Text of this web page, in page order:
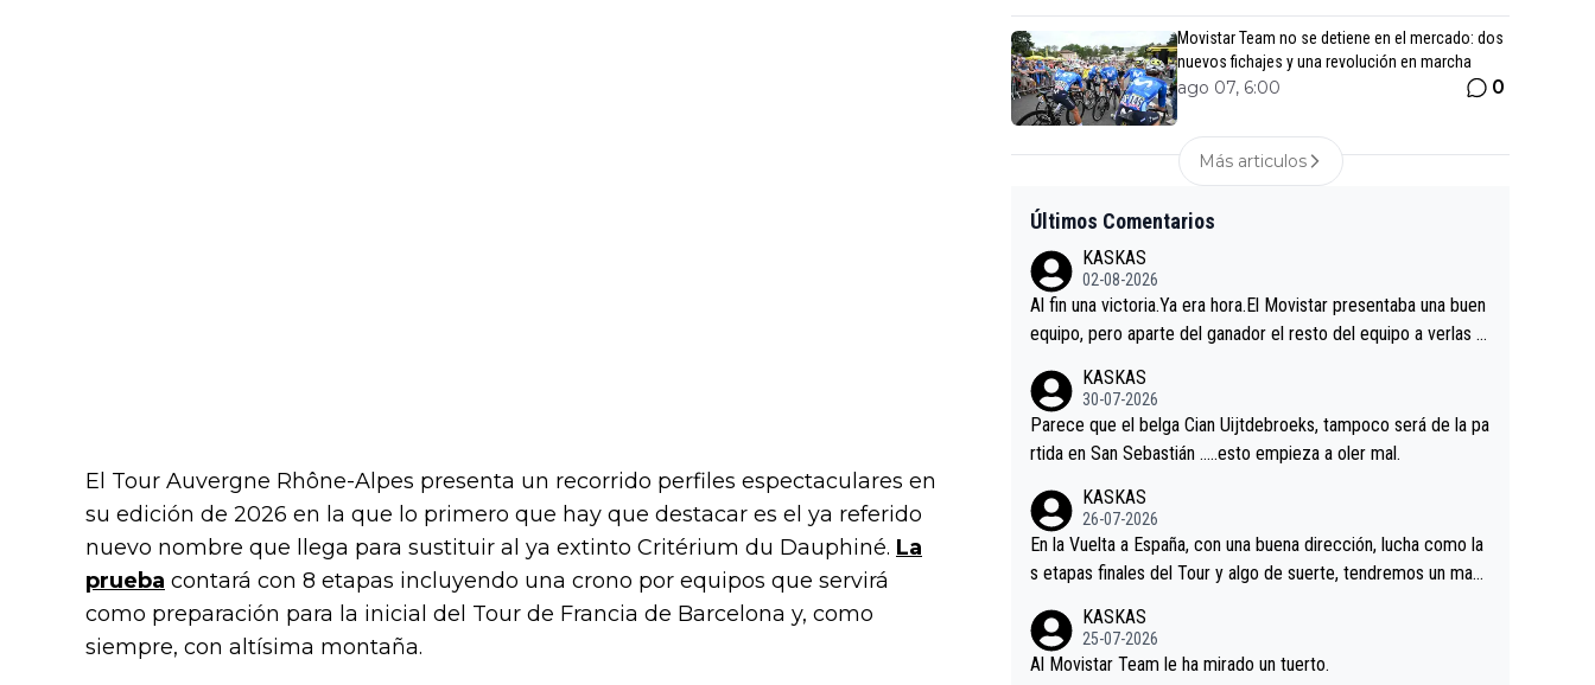
El Tour Auvergne Rhône-Alpes presenta un recorrido perfiles espectaculares en
su edición de 2026 en la que lo primero que hay que destacar es el ya referido
nuevo nombre que llega para sustituir al ya extinto Critérium du Dauphiné. La
prueba contará con 8 etapas incluyendo una crono por equipos que servirá
como preparación para la inicial del Tour de Francia de Barcelona y, como
siempre, con altísima montaña.
Movistar Team no se detiene en el mercado: dos
nuevos fichajes y una revolución en marcha
ago 07, 6:00 0
Más articulos
Últimos Comentarios
KASKAS
02-08-2026
Al fin una victoria.Ya era hora.El Movistar presentaba una buen
equipo, pero aparte del ganador el resto del equipo a verlas v
es.La única buena noticia es la mejoría de Enric Más en San S
ebastian.Si en la Vuelta a Burgos sigue la mejoría, podríamos t
ener alguna sorpresa en la Vuelta.Ojalá.
KASKAS
30-07-2026
Parece que el belga Cian Uijtdebroeks, tampoco será de la pa
rtida en San Sebastián …..esto empieza a oler mal.
KASKAS
26-07-2026
En la Vuelta a España, con una buena dirección, lucha como la
s etapas finales del Tour y algo de suerte, tendremos un magn
KASKAS
25-07-2026
Al Movistar Team le ha mirado un tuerto.